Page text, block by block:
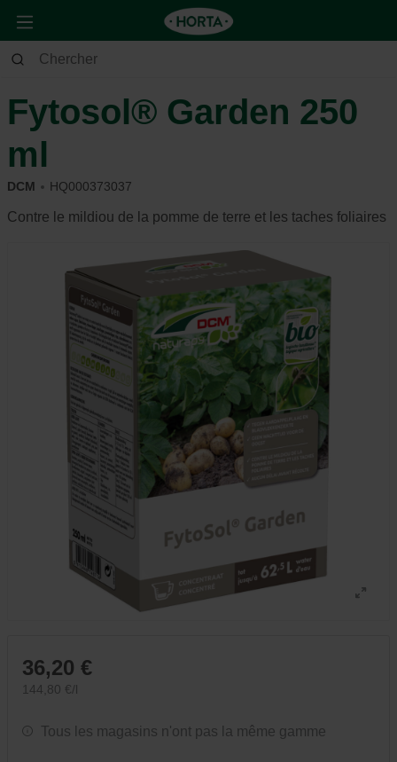
Jardin Potager
Fytosol® Garden 250
ml
DCM HQ000373037
Contre le mildiou de la pomme de terre et les taches foliaires
36,20 €
144,80 €/l
Tous les magasins n'ont pas la même gamme